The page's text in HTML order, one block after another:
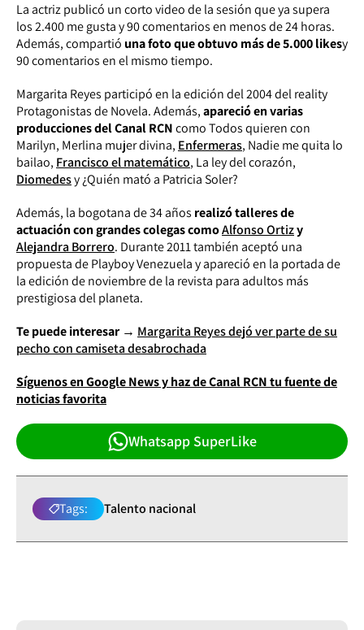
La actriz publicó un corto video de la sesión que ya supera
los 2.400me gustay 90 comentarios en menos de 24 horas.
Además, compartió una foto que obtuvo más de 5.000likesy
90 comentarios en el mismo tiempo.
Margarita Reyes participó en la edición del 2004 del reality
Protagonistas de Novela. Además,apareció en varias
producciones del Canal RCNcomo Todos quieren con
Marilyn, Merlina mujer divina, Enfermeras, Nadie me quita lo
bailao, Francisco el matemático, La ley del corazón,
Diomedesy ¿Quién mató a Patricia Soler?
Además, la bogotana de 34 años realizó talleres de
actuación con grandes colegas comoAlfonso Ortizy
Alejandra Borrero. Durante 2011 también aceptó una
propuesta de Playboy Venezuela y apareció en la portada de
la edición de noviembre de la revista para adultos más
prestigiosa del planeta.
Te puede interesar → Margarita Reyes dejó ver parte de su
pecho con camiseta desabrochada
Síguenos en Google News y haz de Canal RCN tu fuente de
noticias favorita
Whatsapp SuperLike
Tags: Talento nacional